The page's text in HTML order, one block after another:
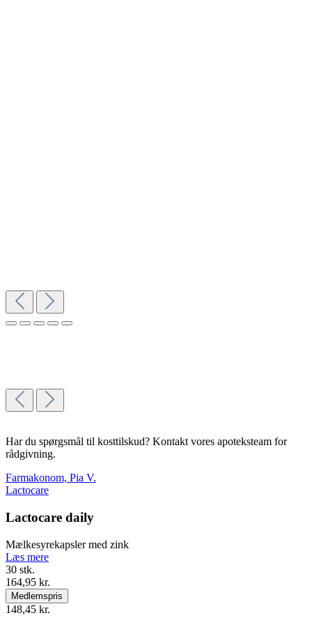
Har du spørgsmål til kosttilskud? Kontakt vores apoteksteam for
rådgivning.
Farmakonom, Pia V.
Lactocare
Lactocare daily
Mælkesyrekapsler med zink
Læs mere
30 stk.
164,95 kr.
Medlemspris
148,45 kr.